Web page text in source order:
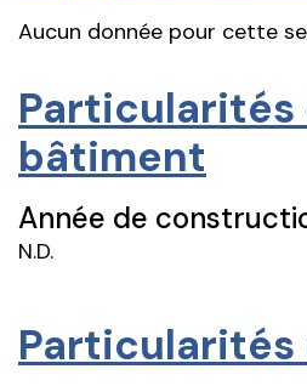
Aucun donnée pour cette
Particularités
bâtiment
Année de
N.D.